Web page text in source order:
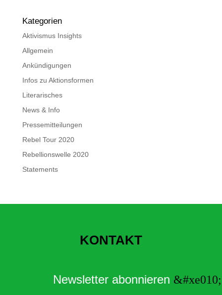
Kategorien
Aktivismus Insights
Allgemein
Ankündigungen
Infos zu Aktionsformen
Literarisches
News & Info
Pressemitteilungen
Rebel Tour 2020
Rebellionswelle 2020
Statements
KONTAKT
Newsletter abonnieren